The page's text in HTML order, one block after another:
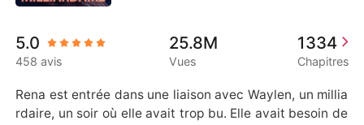
Télécharger l'appli
Milliardaire
5.0
458 avis
25.8M
Vues
1334
Chapitres
Rena est entrée dans une liaison avec Waylen, un millia
rdaire, un soir où elle avait trop bu. Elle avait besoin de